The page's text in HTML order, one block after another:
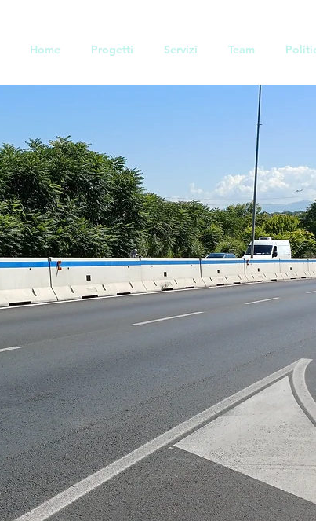
Home Progetti Servizi Team